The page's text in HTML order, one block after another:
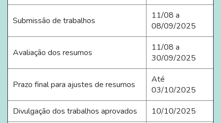
Submissão de trabalhos
11/08 a
08/09/2025
Avaliação dos resumos
11/08 a
30/09/2025
Prazo final para ajustes de resumos
Até
03/10/2025
Divulgação dos trabalhos aprovados
10/10/2025